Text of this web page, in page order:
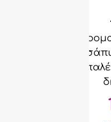
Μια κομψή και
απόχρωση
αγαπούν τις